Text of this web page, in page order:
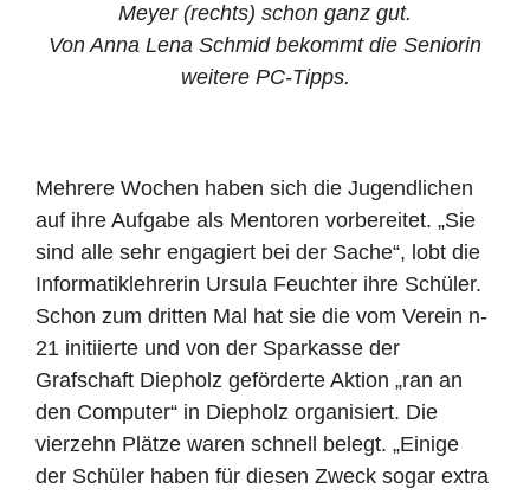
Meyer (rechts) schon ganz gut.
Von Anna Lena Schmid bekommt die Seniorin
weitere PC-Tipps.
Mehrere Wochen haben sich die Jugendlichen
auf ihre Aufgabe als Mentoren vorbereitet. „Sie
sind alle sehr engagiert bei der Sache“, lobt die
Informatiklehrerin Ursula Feuchter ihre Schüler.
Schon zum dritten Mal hat sie die vom Verein n-
21 initiierte und von der Sparkasse der
Grafschaft Diepholz geförderte Aktion „ran an
den Computer“ in Diepholz organisiert. Die
vierzehn Plätze waren schnell belegt. „Einige
der Schüler haben für diesen Zweck sogar extra